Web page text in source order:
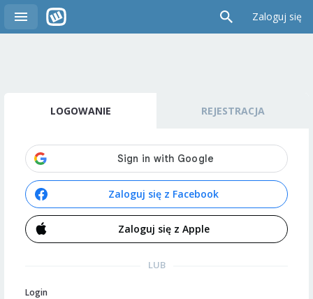
Zaloguj się
LOGOWANIE REJESTRACJA
Zaloguj się z Facebook
Zaloguj się z Apple
LUB
Login